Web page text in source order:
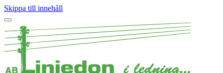
Skippa till innehåll